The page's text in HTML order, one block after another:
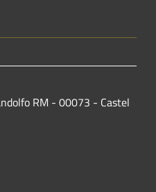
RM - 00073 - Castel